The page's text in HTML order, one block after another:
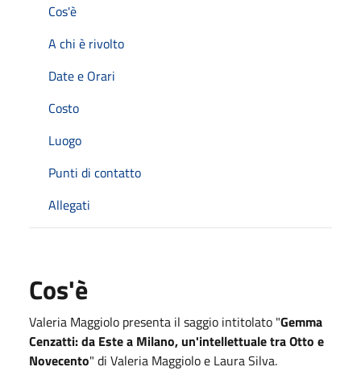
Cos'è
A chi è rivolto
Date e Orari
Costo
Luogo
Punti di contatto
Allegati
Cos'è
Valeria Maggiolo presenta il saggio intitolato "Gemma
Cenzatti: da Este a Milano, un'intellettuale tra Otto e
Novecento" di Valeria Maggiolo e Laura Silva.